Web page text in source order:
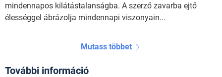
mindennapos kilátástalanságba. A szerző zavarba ejtő
élességgel ábrázolja mindennapi viszonyain...
Mutass többet
További információ